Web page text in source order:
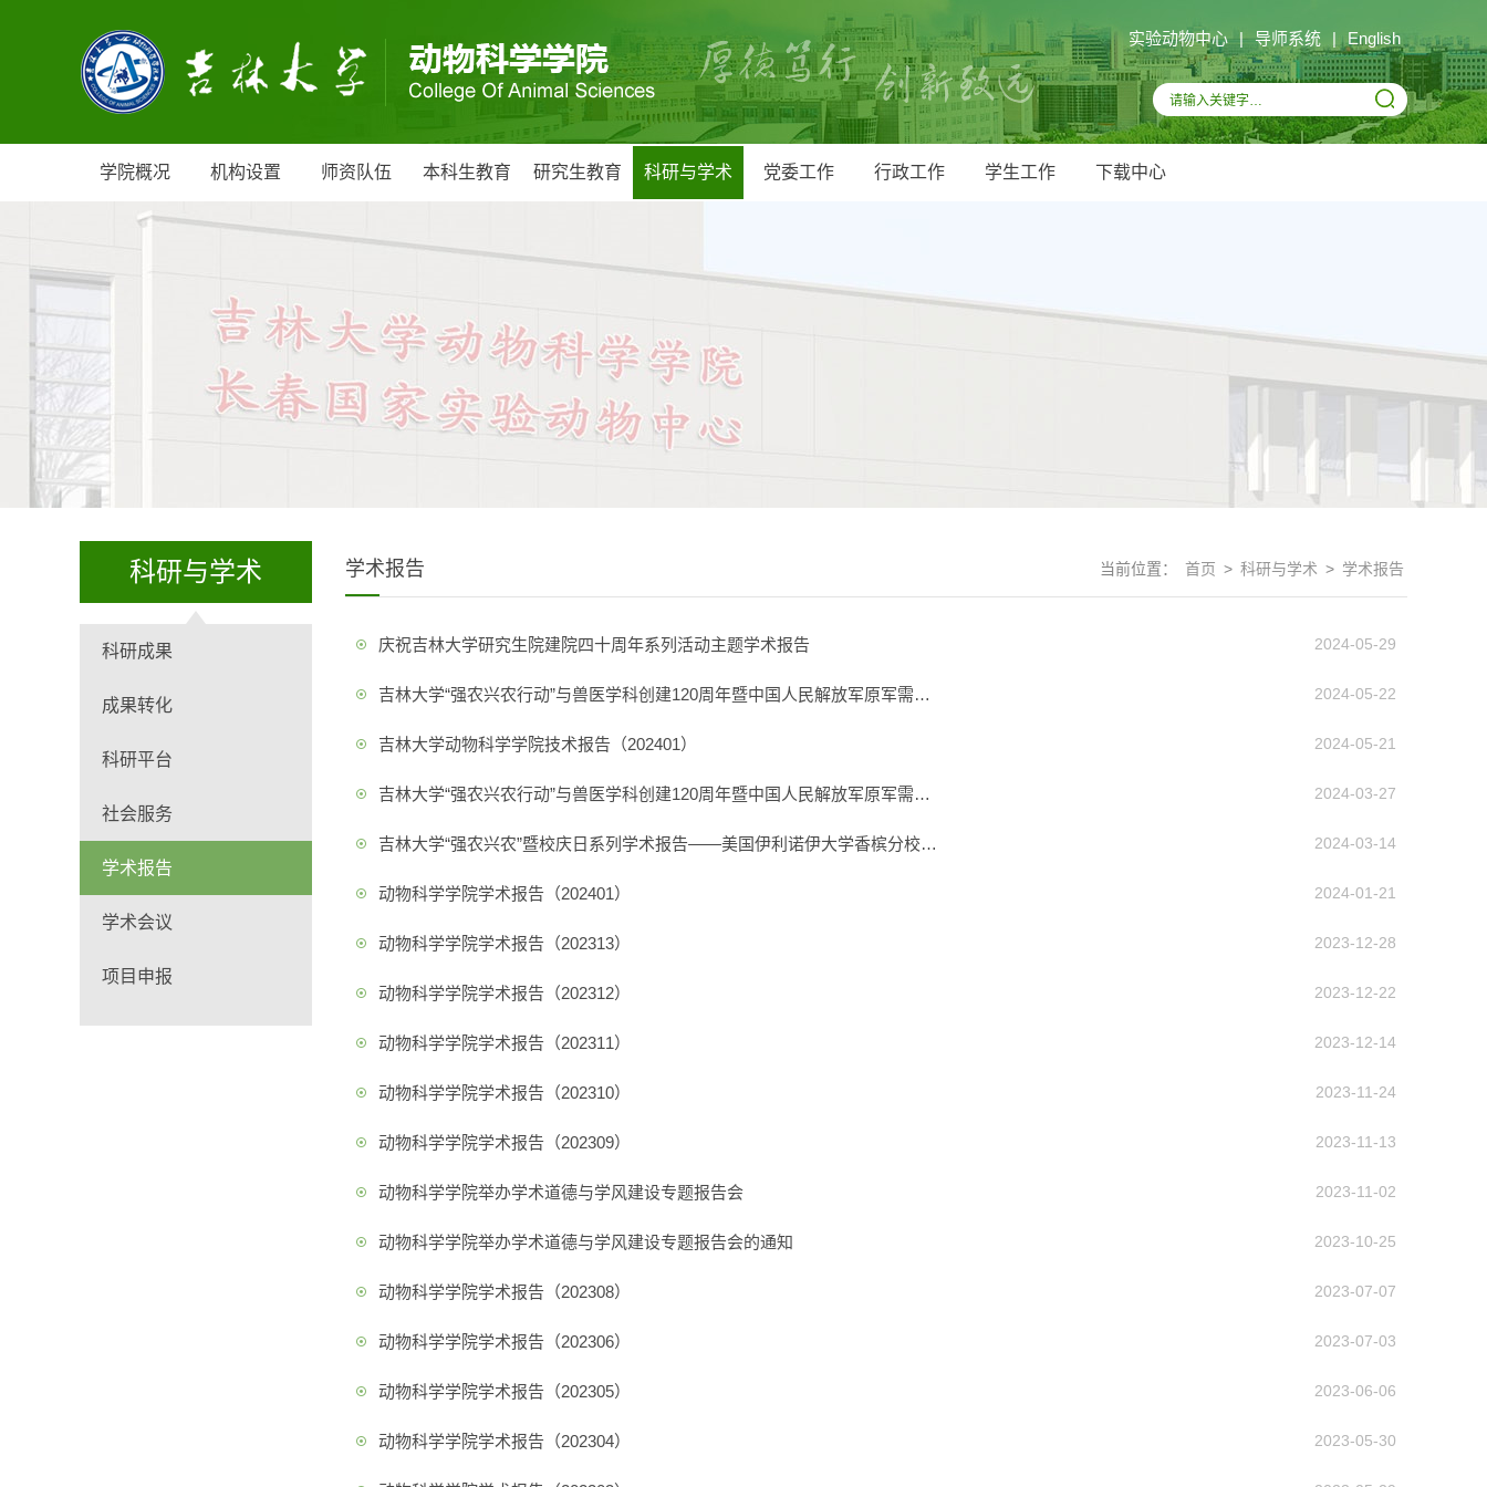
实验动物中心 | 导师系统 | English
学院概况 机构设置 师资队伍 本科生教育 研究生教育 科研与学术 党委工作 行政工作 学生工作 下载中心
科研与学术
科研成果
成果转化
科研平台
社会服务
学术报告
学术会议
项目申报
学术报告 当前位置： 首页 > 科研与学术 > 学术报告
庆祝吉林大学研究生院建院四十周年系列活动主题学术报告 2024-05-29
吉林大学“强农兴农行动”与兽医学科创建120周年暨中国人民解放军原军需… 2024-05-22
吉林大学动物科学学院技术报告（202401） 2024-05-21
吉林大学“强农兴农行动”与兽医学科创建120周年暨中国人民解放军原军需… 2024-03-27
吉林大学“强农兴农”暨校庆日系列学术报告——美国伊利诺伊大学香槟分校… 2024-03-14
动物科学学院学术报告（202401） 2024-01-21
动物科学学院学术报告（202313） 2023-12-28
动物科学学院学术报告（202312） 2023-12-22
动物科学学院学术报告（202311） 2023-12-14
动物科学学院学术报告（202310） 2023-11-24
动物科学学院学术报告（202309） 2023-11-13
动物科学学院举办学术道德与学风建设专题报告会 2023-11-02
动物科学学院举办学术道德与学风建设专题报告会的通知 2023-10-25
动物科学学院学术报告（202308） 2023-07-07
动物科学学院学术报告（202306） 2023-07-03
动物科学学院学术报告（202305） 2023-06-06
动物科学学院学术报告（202304） 2023-05-30